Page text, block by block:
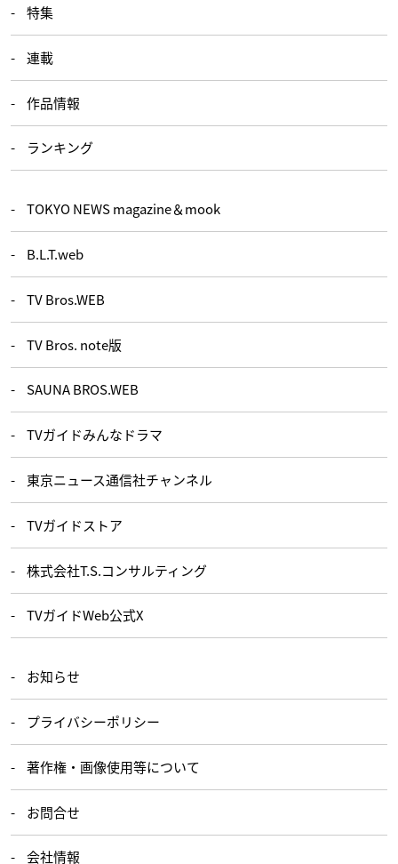
特集
連載
作品情報
ランキング
TOKYO NEWS magazine＆mook
B.L.T.web
TV Bros.WEB
TV Bros. note版
SAUNA BROS.WEB
TVガイドみんなドラマ
東京ニュース通信社チャンネル
TVガイドストア
株式会社T.S.コンサルティング
TVガイドWeb公式X
お知らせ
プライバシーポリシー
著作権・画像使用等について
お問合せ
会社情報